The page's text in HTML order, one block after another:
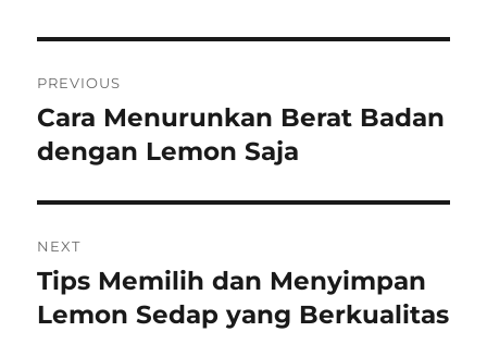
navigation
PREVIOUS
Previous
post:
Cara Menurunkan Berat Badan
dengan Lemon Saja
NEXT
Next
post:
Tips Memilih dan Menyimpan
Lemon Sedap yang Berkualitas